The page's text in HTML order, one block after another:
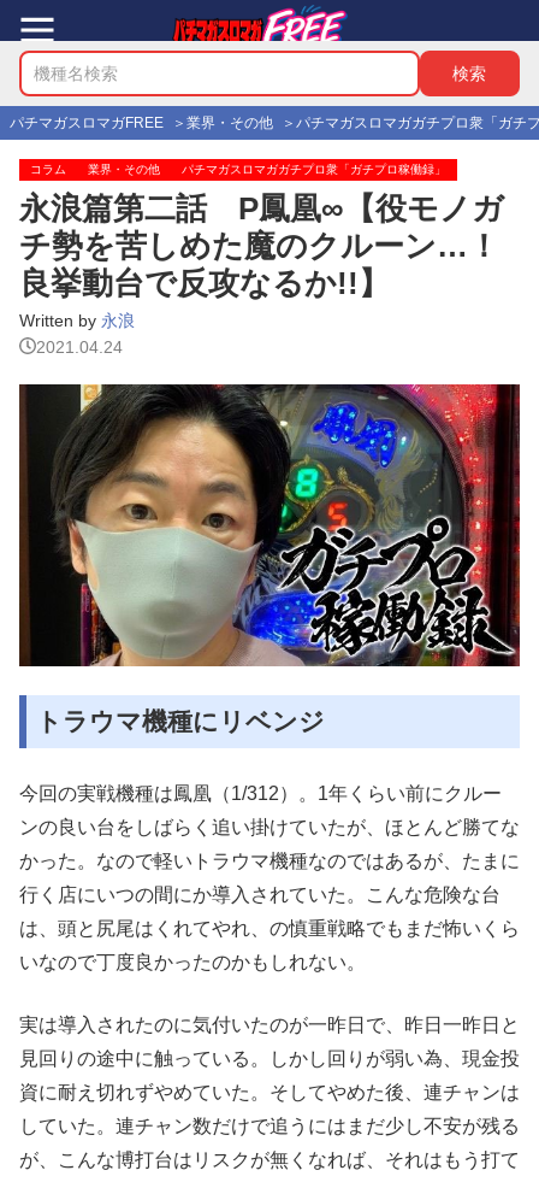
パチマガスロマガFREE 業界・その他 パチマガスロマガガチプロ衆「ガチ
コラム 業界・その他 パチマガスロマガガチプロ衆「ガチプロ稼働録」
永浪篇第二話 P鳳凰∞【役モノガ
チ勢を苦しめた魔のクルーン…！
良挙動台で反攻なるか!!】
Written by 永浪
2021.04.24
トラウマ機種にリベンジ
今回の実戦機種は鳳凰（1/312）。1年くらい前にクルー
ンの良い台をしばらく追い掛けていたが、ほとんど勝てな
かった。なので軽いトラウマ機種なのではあるが、たまに
行く店にいつの間にか導入されていた。こんな危険な台
は、頭と尻尾はくれてやれ、の慎重戦略でもまだ怖いくら
いなので丁度良かったのかもしれない。
実は導入されたのに気付いたのが一昨日で、昨日一昨日と
見回りの途中に触っている。しかし回りが弱い為、現金投
資に耐え切れずやめていた。そしてやめた後、連チャンは
していた。連チャン数だけで追うにはまだ少し不安が残る
が、こんな博打台はリスクが無くなれば、それはもう打て